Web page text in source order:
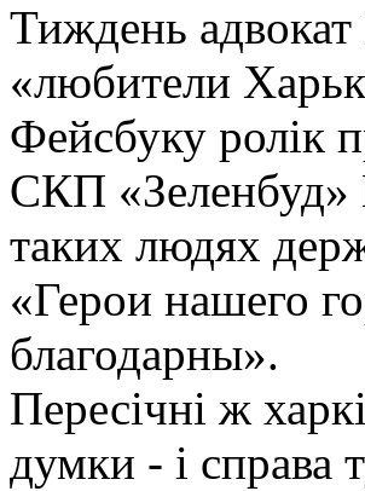
Тиждень адвокат
«любители
Фейсбуку ролік
СКП «Зеленбуд»
таких людях
«Герои нашего
благодарны».
Пересічні ж
думки - і справа